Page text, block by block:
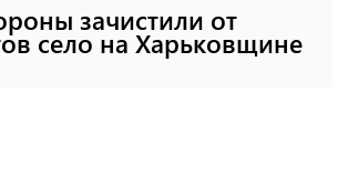
зачистили от
село на Харьковщине